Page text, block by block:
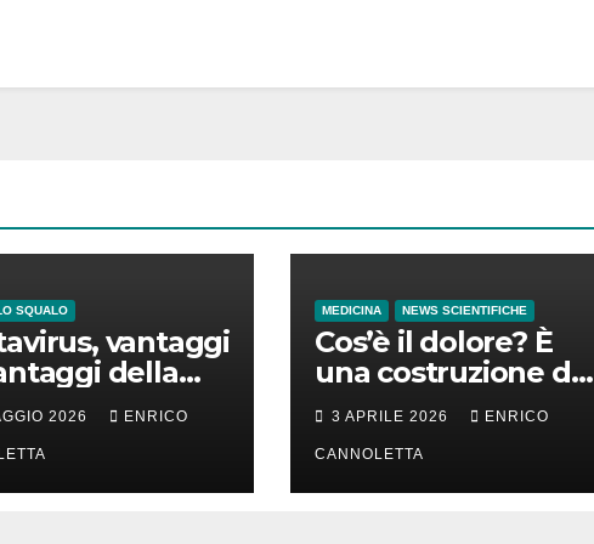
SQUALO
vantaggi
della
incubazione
2026 ENRICO
MEDICINA NEWS SCIENTIFICHE
Cos’è il dolore? È
una costruzione del
cervello
3 APRILE 2026 ENRICO
CANNOLETTA